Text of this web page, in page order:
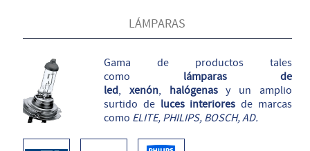
LÁMPARAS
Gama de productos tales
como
lámparas de
led, xenón, halógenasy un amplio
surtido de luces interiores de marcas
como ELITE, PHILIPS, BOSCH, AD.